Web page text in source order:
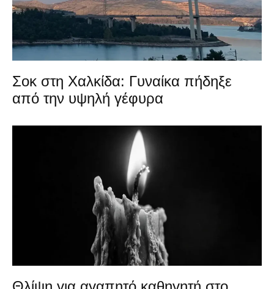
Σοκ στη Χαλκίδα: Γυναίκα πήδηξε
από την υψηλή γέφυρα